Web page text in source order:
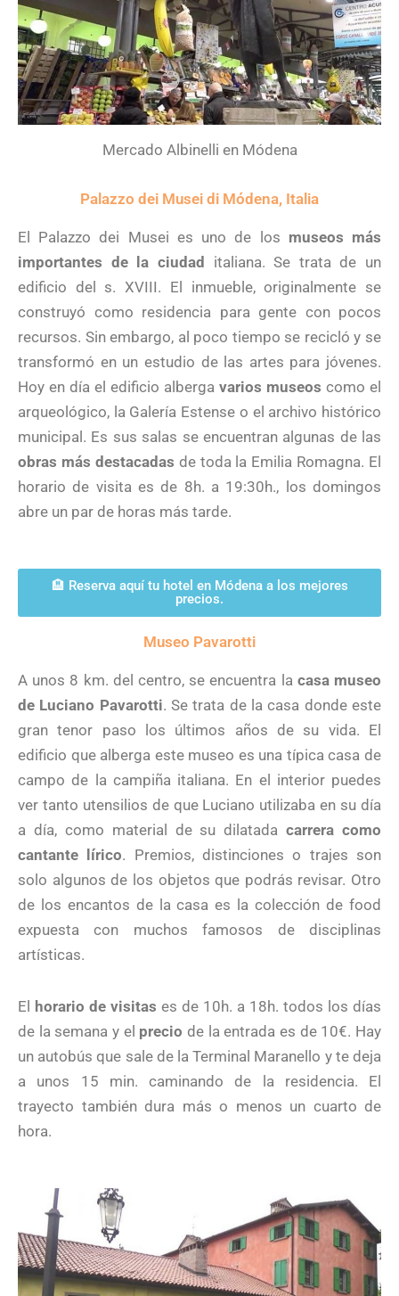
Mercado Albinelli en Módena
Palazzo dei Musei di Módena, Italia
El Palazzo dei Musei es uno de los museos más
importantes de la ciudad
italiana. Se trata de un
edificio del s. XVIII. El inmueble, originalmente se
construyó como residencia para gente con pocos
recursos. Sin embargo, al poco tiempo se recicló y se
transformó en un estudio de las artes para jóvenes.
Hoy en día el edificio alberga varios museos como el
arqueológico, la Galería Estense o el archivo histórico
municipal. Es sus salas se encuentran algunas de las
obras más destacadas de toda la Emilia Romagna. El
horario de visita es de 8h. a 19:30h., los domingos
abre un par de horas más tarde.
🏨 Reserva aquí tu hotel en Módena a los mejores
precios.
Museo Pavarotti
A unos 8 km. del centro, se encuentra la casa museo
de Luciano Pavarotti. Se trata de la casa donde este
gran tenor paso los últimos años de su vida. El
edificio que alberga este museo es una típica casa de
campo de la campiña italiana. En el interior puedes
ver tanto utensilios de que Luciano utilizaba en su día
a día, como material de su dilatadacarrera como
cantante lírico. Premios, distinciones o trajes son
solo algunos de los objetos que podrás revisar. Otro
de los encantos de la casa es la colección de food
expuesta con muchos famosos de disciplinas
artísticas.
El horario de visitas es de 10h. a 18h. todos los días
de la semana y el precio de la entrada es de 10€. Hay
un autobús que sale de la Terminal Maranello y te deja
a unos 15 min. caminando de la residencia. El
trayecto también dura más o menos un cuarto de
hora.